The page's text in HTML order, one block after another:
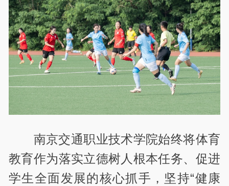
南京交通职业技术学院始终将体育
教育作为落实立德树人根本任务、促进
学生全面发展的核心抓手，坚持“健康